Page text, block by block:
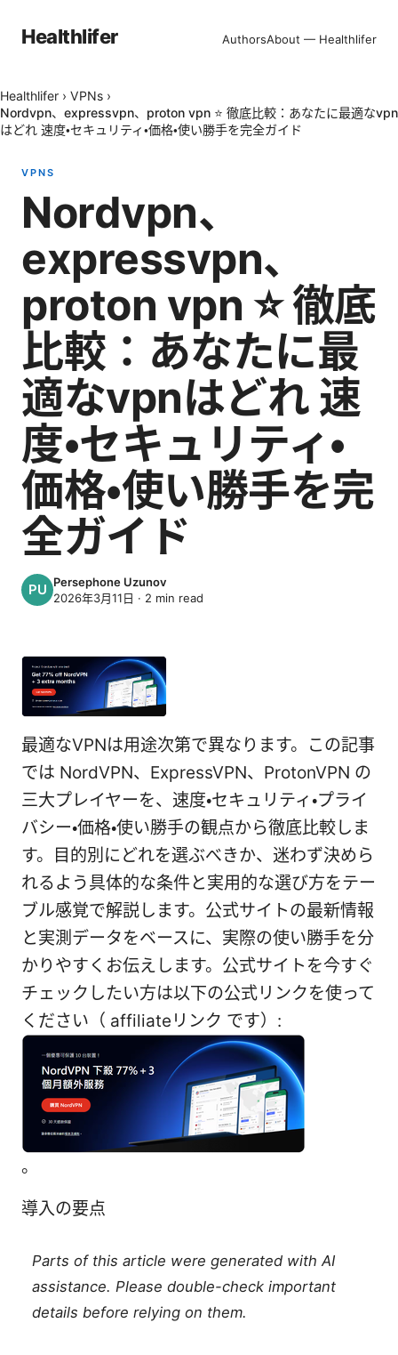
Healthlifer AuthorsAbout — Healthlifer
Healthlifer › VPNs ›
Nordvpn、expressvpn、proton vpn ⭐ 徹底比較：あなたに最適なvpn
はどれ 速度・セキュリティ・価格・使い勝手を完全ガイド
VPNS
Nordvpn、
expressvpn、
proton vpn ⭐ 徹底
比較：あなたに最
適なvpnはどれ 速
度・セキュリティ・
価格・使い勝手を完
全ガイド
Persephone Uzunov
2026年3月11日 · 2 min read
最適なVPNは用途次第で異なります。この記事
では NordVPN、ExpressVPN、ProtonVPN の
三大プレイヤーを、速度・セキュリティ・プライ
バシー・価格・使い勝手の観点から徹底比較しま
す。目的別にどれを選ぶべきか、迷わず決めら
れるよう具体的な条件と実用的な選び方をテー
ブル感覚で解説します。公式サイトの最新情報
と実測データをベースに、実際の使い勝手を分
かりやすくお伝えします。公式サイトを今すぐ
チェックしたい方は以下の公式リンクを使って
ください（ affiliateリンク です）:
。
導入の要点
Parts of this article were generated with AI
assistance. Please double-check important
details before relying on them.